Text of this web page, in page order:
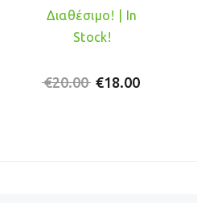
€20.00 Original
€18.00
Διαθέσιμο! | In
Stock!